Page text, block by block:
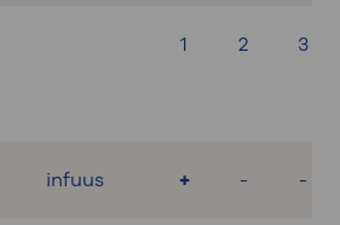
1 2 3
infuus + - -